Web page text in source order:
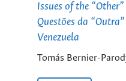
Issues of the
Questões da
Venezuela
Tomás Bernier-